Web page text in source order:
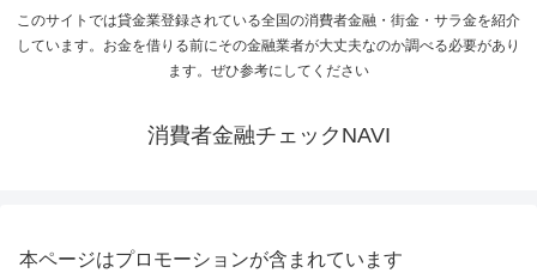
このサイトでは貸金業登録されている全国の消費者金融・街金・サラ金を紹介
しています。お金を借りる前にその金融業者が大丈夫なのか調べる必要があり
ます。ぜひ参考にしてください
消費者金融チェックNAVI
本ページはプロモーションが含まれています